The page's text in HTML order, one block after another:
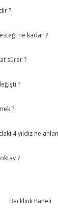
?
ne kadar ?
sürer ?
?
?
4 yıldız ne
?